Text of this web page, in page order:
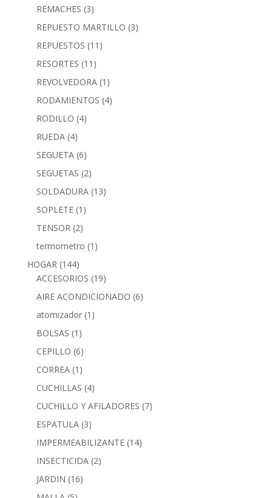
REMACHES (3)
REPUESTO MARTILLO (3)
REPUESTOS (11)
RESORTES (11)
REVOLVEDORA (1)
RODAMIENTOS (4)
RODILLO (4)
RUEDA (4)
SEGUETA (6)
SEGUETAS (2)
SOLDADURA (13)
SOPLETE (1)
TENSOR (2)
termometro (1)
HOGAR (144)
ACCESORIOS (19)
AIRE ACONDICIONADO (6)
atomizador (1)
BOLSAS (1)
CEPILLO (6)
CORREA (1)
CUCHILLAS (4)
CUCHILLO Y AFILADORES (7)
ESPATULA (3)
IMPERMEABILIZANTE (14)
INSECTICIDA (2)
JARDIN (16)